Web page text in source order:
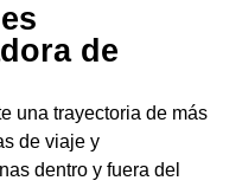
de
una trayectoria de más
de viaje y
dentro y fuera del